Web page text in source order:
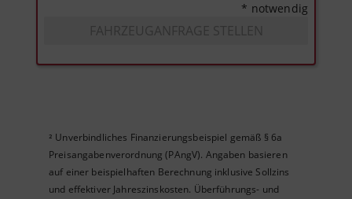
* notwendig
FAHRZEUGANFRAGE STELLEN
² Unverbindliches Finanzierungsbeispiel gemäß § 6a
Preisangabenverordnung (PAngV). Angaben basieren
auf einer beispielhaften Berechnung inklusive Sollzins
und effektiver Jahreszinskosten. Überführungs- und